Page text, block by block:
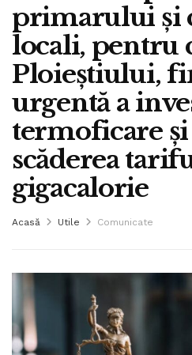
primarului și
locali, pentru
Ploieștiului,
urgentă a
termoficare
scăderea
gigacalorie
Acasă Utile Comunicate